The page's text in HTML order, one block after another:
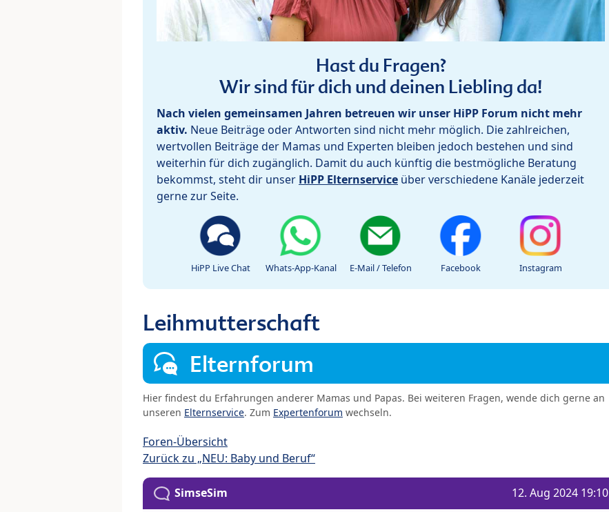
Hast du Fragen?
Wir sind für dich und deinen Liebling da!
Nach vielen gemeinsamen Jahren betreuen wir unser HiPP Forum nicht mehr
aktiv. Neue Beiträge oder Antworten sind nicht mehr möglich. Die zahlreichen,
wertvollen Beiträge der Mamas und Experten bleiben jedoch bestehen und sind
weiterhin für dich zugänglich. Damit du auch künftig die bestmögliche Beratung
bekommst, steht dir unser HiPP Elternservice über verschiedene Kanäle jederzeit
gerne zur Seite.
HiPP Live Chat Whats-App-Kanal E-Mail / Telefon Facebook Instagram
Leihmutterschaft
Elternforum
Hier findest du Erfahrungen anderer Mamas und Papas. Bei weiteren Fragen, wende dich gerne an
unseren Elternservice. Zum Expertenforum wechseln.
Foren-Übersicht
Zurück zu „NEU: Baby und Beruf“
SimseSim 12. Aug 2024 19:10